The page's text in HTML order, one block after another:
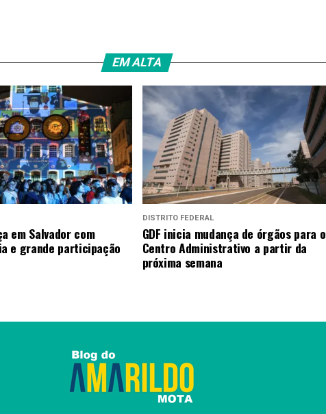
EM ALTA
em Salvador com
e grande participação
DISTRITO FEDERAL
GDF inicia mudança de órgãos para o
Centro Administrativo a partir da
próxima semana